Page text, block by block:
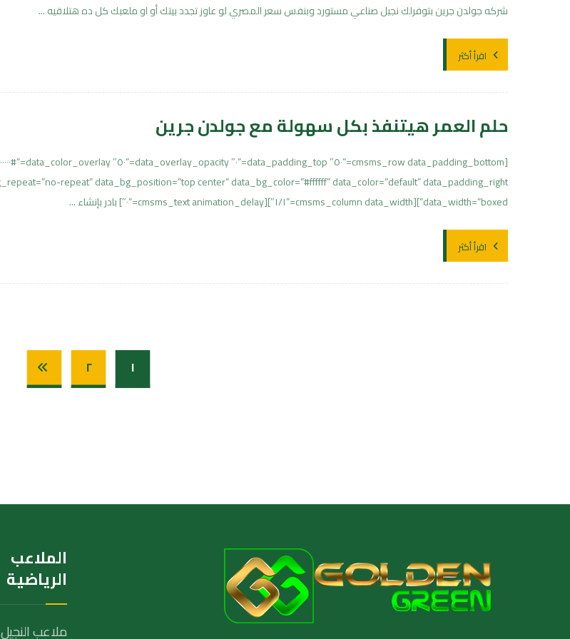
شركه جولدن جرين بتوفرلك نجيل صناعي مستورد وبنفس سعر المصري لو عاوز تجدد بيتك أو او ملعبك كل ده هتلاقيه ...
اقرأ أكثر
حلم العمر هيتنفذ بكل سهولة مع جولدن جرين
data_width=”boxed”][cmsms_column data_width=”١/١″][cmsms_text animation_delay=”٠″] بادر بإنشاء ...
اقرأ أكثر
١ ٢
الملاعب
الرياضية
ملاعب النجيل